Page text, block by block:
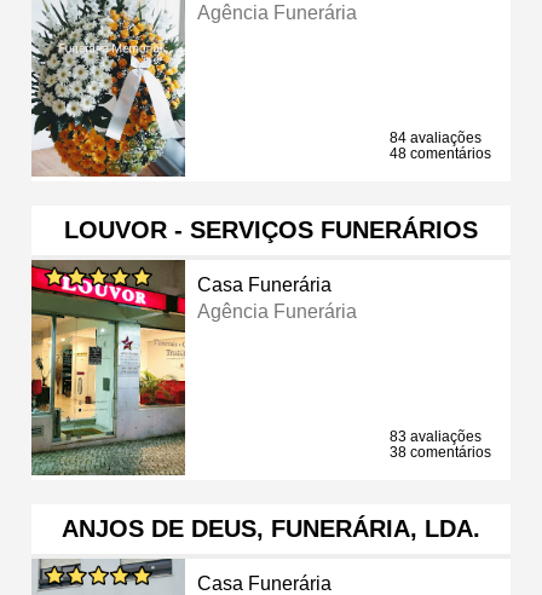
Agência Funerária
84 avaliações
48 comentários
LOUVOR - SERVIÇOS FUNERÁRIOS
Casa Funerária
Agência Funerária
83 avaliações
38 comentários
ANJOS DE DEUS, FUNERÁRIA, LDA.
Casa Funerária